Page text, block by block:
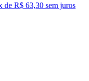
de R$ 63,30 sem juros